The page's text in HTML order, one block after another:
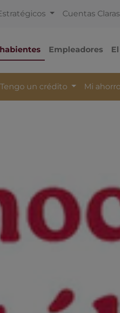
Cuentas
Empleadores
Tengo un crédito Mi ahorro